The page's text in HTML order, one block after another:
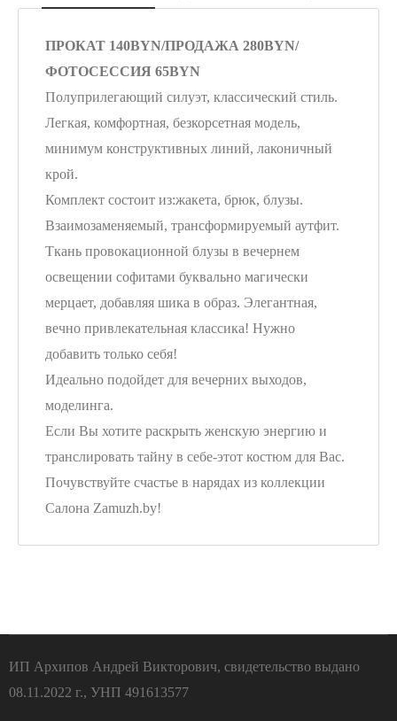
ПРОКАТ 140BYN/ПРОДАЖА 280BYN/
ФОТОСЕССИЯ 65BYN
Полуприлегающий силуэт, классический стиль.
Легкая, комфортная, безкорсетная модель,
минимум конструктивных линий, лаконичный
крой.
Комплект состоит из:жакета, брюк, блузы.
Взаимозаменяемый, трансформируемый аутфит.
Ткань провокационной блузы в вечернем
освещении софитами буквально магически
мерцает, добавляя шика в образ. Элегантная,
вечно привлекательная классика! Нужно
добавить только себя!
Идеально подойдет для вечерних выходов,
моделинга.
Если Вы хотите раскрыть женскую энергию и
транслировать тайну в себе-этот костюм для Вас.
Почувствуйте счастье в нарядах из коллекции
Салона Zamuzh.by!
ИП Архипов Андрей Викторович, свидетельство выдано
08.11.2022 г., УНП 491613577